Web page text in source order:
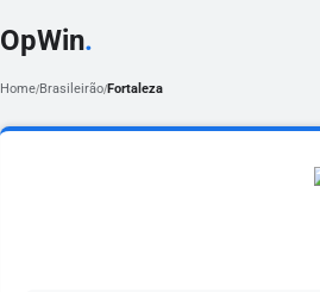
OpWin.
Home/Brasileirão/Fortaleza